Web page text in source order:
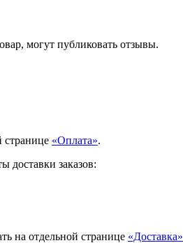
могут публиковать отзывы.
странице «Оплата».
доставки заказов:
на отдельной странице «Доставка»